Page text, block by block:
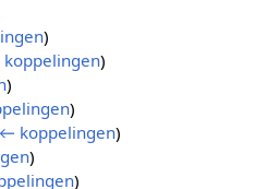
)
)
)
)
← koppelingen)
)
)